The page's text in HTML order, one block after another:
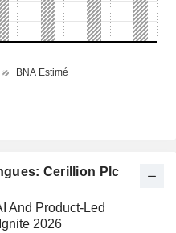
Cerillion Plc
And Product-Led
2026